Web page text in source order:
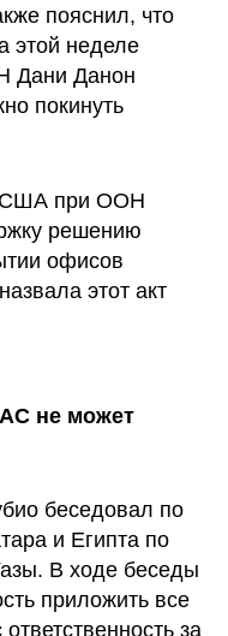
пояснил, что
этой неделе
Дани Данон
покинуть
США при ООН
решению
офисов
этот акт
не может
беседовал по
и Египта по
В ходе беседы
приложить все
за